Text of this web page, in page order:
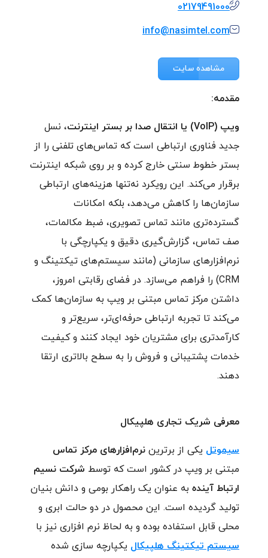
02179491000
info@nasimtel.com
مشاهده سایت
مقدمه:
ویپ (VoIP) یا انتقال صدا بر بستر اینترنت
، نسل
جدید فناوری ارتباطی است که تماس‌های تلفنی را از
بستر خطوط سنتی خارج کرده و بر روی شبکه اینترنت
برقرار می‌کند. این رویکرد نه‌تنها هزینه‌های ارتباطی
سازمان‌ها را کاهش می‌دهد، بلکه امکانات
گسترده‌تری مانند تماس تصویری، ضبط مکالمات،
صف تماس، گزارش‌گیری دقیق و یکپارچگی با
نرم‌افزارهای سازمانی (مانند سیستم‌های تیکتینگ و
CRM) را فراهم می‌سازد. در فضای رقابتی امروز،
داشتن مرکز تماس مبتنی بر ویپ به سازمان‌ها کمک
می‌کند تا تجربه ارتباطی حرفه‌ای‌تر، سریع‌تر و
کارآمدتری برای مشتریان خود ایجاد کنند و کیفیت
خدمات پشتیبانی و فروش را به سطح بالاتری ارتقا
دهند.
معرفی شریک تجاری هلپیکال
سیموتل یکی از برترین نرم‌افزارهای مرکز تماس
مبتنی بر ویپ در کشور است که توسط شرکت نسیم
ارتباط آینده به عنوان یک راهکار بومی و دانش بنیان
تولید گردیده است. این محصول در دو حالت ابری و
محلی قابل استفاده بوده و به لحاظ نرم افزاری نیز با
سیستم تیکتینگ هلپیکال یکپارچه سازی شده